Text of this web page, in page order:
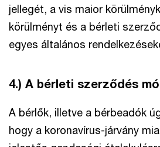
jellegét, a vis maior
körülményt és a bérleti
egyes általános
4.) A bérleti szerződés
A bérlők, illetve a bérbeadók
hogy a koronavírus-járvány